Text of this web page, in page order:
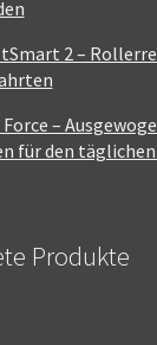
2 –
–
für den
Produkte